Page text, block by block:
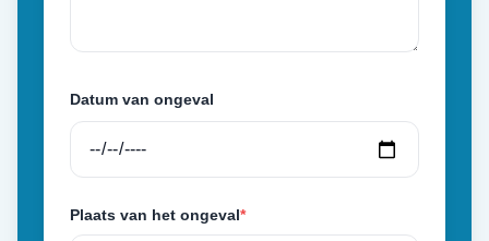
Datum van ongeval
Plaats van het ongeval*